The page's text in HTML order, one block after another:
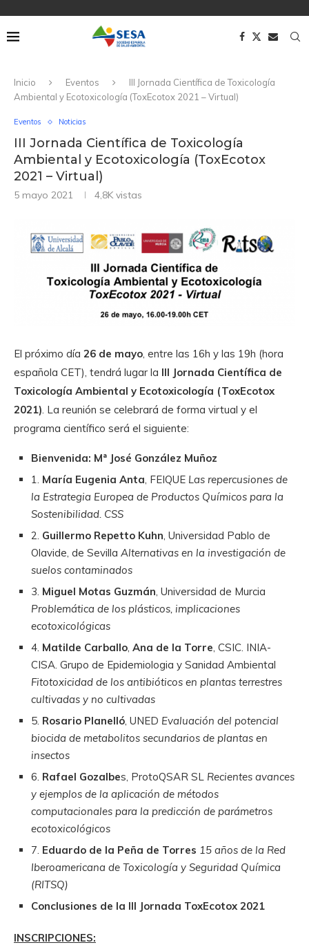
Inicio Eventos
III Jornada Científica de Toxicología
Ambiental y Ecotoxicología (ToxEcotox 2021 – Virtual)
Eventos Noticias
III Jornada Científica de Toxicología
Ambiental y Ecotoxicología (ToxEcotox
2021 – Virtual)
5 mayo 2021 4,8K vistas
El próximo día 26 de mayo, entre las 16h y las 19h (hora
española CET), tendrá lugar la III Jornada Científica de
Toxicología Ambiental y Ecotoxicología (ToxEcotox
2021). La reunión se celebrará de forma virtual y el
programa científico será el siguiente:
Bienvenida: Mª José González Muñoz
1. María Eugenia Anta, FEIQUE Las repercusiones de
la Estrategia Europea de Productos Químicos para la
Sostenibilidad. CSS
2. Guillermo Repetto Kuhn, Universidad Pablo de
Olavide, de Sevilla Alternativas en la investigación de
suelos contaminados
3. Miguel Motas Guzmán, Universidad de Murcia
Problemática de los plásticos, implicaciones
ecotoxicológicas
4. Matilde Carballo, Ana de la Torre, CSIC. INIA-
CISA. Grupo de Epidemiologia y Sanidad Ambiental
Fitotoxicidad de los antibióticos en plantas terrestres
cultivadas y no cultivadas
5. Rosario Planelló, UNED Evaluación del potencial
biocida de metabolitos secundarios de plantas en
insectos
6. Rafael Gozalbes, ProtoQSAR SL Recientes avances
y ejemplos de la aplicación de métodos
computacionales para la predicción de parámetros
ecotoxicológicos
7. Eduardo de la Peña de Torres 15 años de la Red
Iberoamericana de Toxicología y Seguridad Química
(RITSQ)
Conclusiones de la III Jornada ToxEcotox 2021
INSCRIPCIONES: